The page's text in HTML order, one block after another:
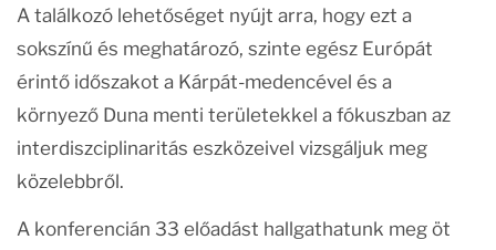
A találkozó lehetőséget nyújt arra, hogy ezt a
sokszínű és meghatározó, szinte egész Európát
érintő időszakot a Kárpát-medencével és a
környező Duna menti területekkel a fókuszban az
interdiszciplinaritás eszközeivel vizsgáljuk meg
közelebbről.
A konferencián 33 előadást hallgathatunk meg öt